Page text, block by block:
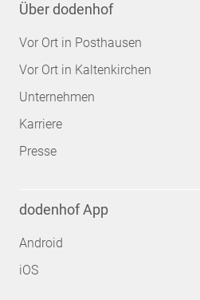
Über dodenhof
Vor Ort in Posthausen
Vor Ort in Kaltenkirchen
Unternehmen
Karriere
Presse
dodenhof App
Android
iOS